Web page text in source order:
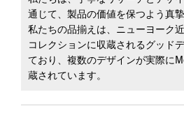
通じて、製品の価値を保つよう真
私たちの品揃えは、ニューヨーク
コレクションに収蔵されるグッド
ており、複数のデザインが実際に
蔵されています。